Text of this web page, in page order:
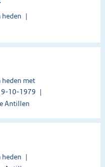
met
10-1979
Antillen